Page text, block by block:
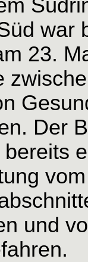
war
23.
Der
und